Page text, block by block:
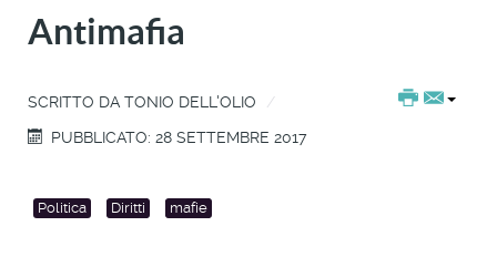
Antimafia
SCRITTO DA TONIO DELL'OLIO
PUBBLICATO: 28 SETTEMBRE 2017
Politica Diritti mafie